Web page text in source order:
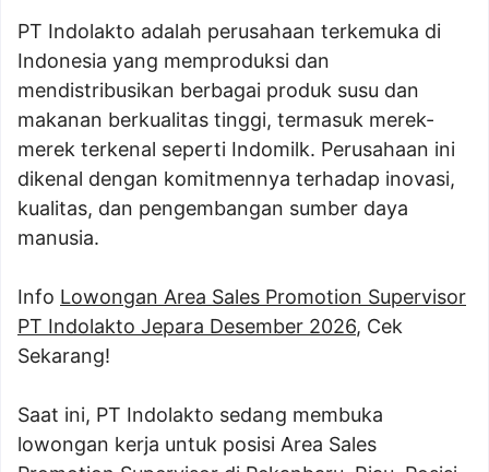
PT Indolakto adalah perusahaan terkemuka di
Indonesia yang memproduksi dan
mendistribusikan berbagai produk susu dan
makanan berkualitas tinggi, termasuk merek-
merek terkenal seperti Indomilk. Perusahaan ini
dikenal dengan komitmennya terhadap inovasi,
kualitas, dan pengembangan sumber daya
manusia.
Info Lowongan Area Sales Promotion Supervisor
PT Indolakto Jepara Desember 2026, Cek
Sekarang!
Saat ini, PT Indolakto sedang membuka
lowongan kerja untuk posisi Area Sales